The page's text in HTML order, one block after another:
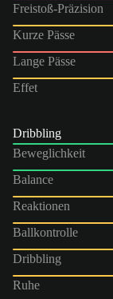
Freistoß-Präzision
Kurze Pässe
Lange Pässe
Effet
Dribbling
Beweglichkeit
Balance
Reaktionen
Ballkontrolle
Dribbling
Ruhe